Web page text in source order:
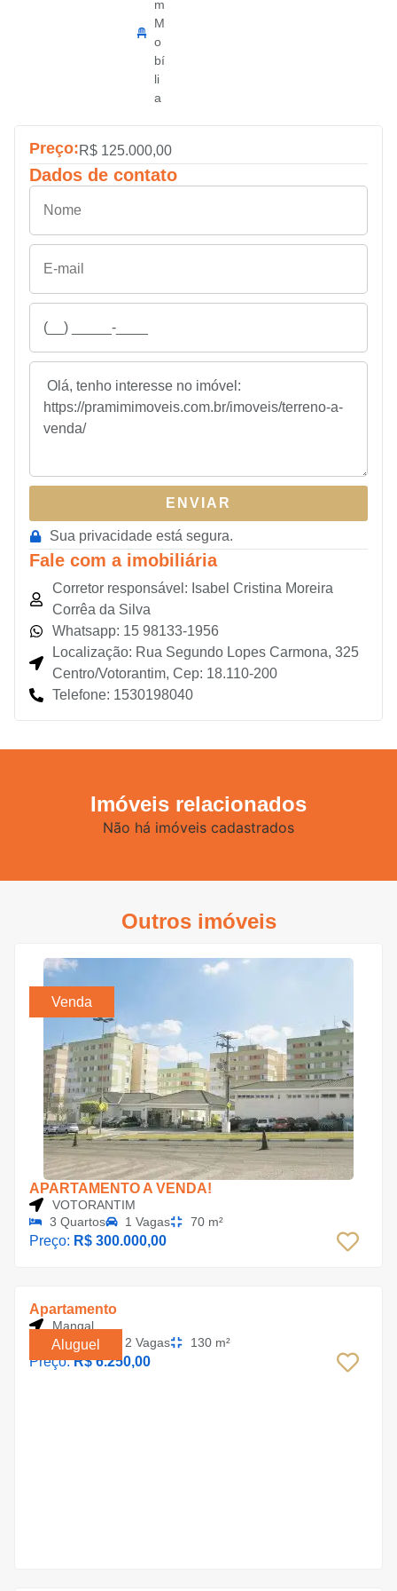
m
M
o
bí
li
a
Preço:R$ 125.000,00
Dados de contato
ENVIAR
Sua privacidade está segura.
Fale com a imobiliária
Corretor responsável: Isabel Cristina Moreira
Corrêa da Silva
Whatsapp: 15 98133-1956
Localização: Rua Segundo Lopes Carmona, 325
Centro/Votorantim, Cep: 18.110-200
Telefone: 1530198040
Imóveis relacionados
Não há imóveis cadastrados
Outros imóveis
Venda
APARTAMENTO A VENDA!
VOTORANTIM
3 Quartos
1 Vagas 70 m²
Preço: R$ 300.000,00
Aluguel
Apartamento
Mangal
3 Quartos
2 Vagas 130 m²
Preço:R$ 6.250,00